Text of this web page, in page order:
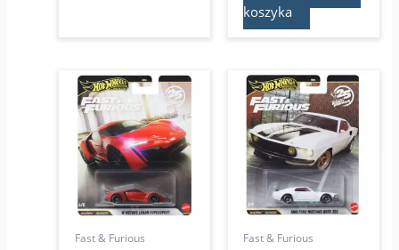
koszyka
Fast & Furious Fast & Furious